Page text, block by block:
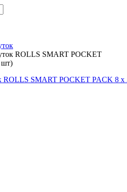
ROLLS SMART POCKET
шт)